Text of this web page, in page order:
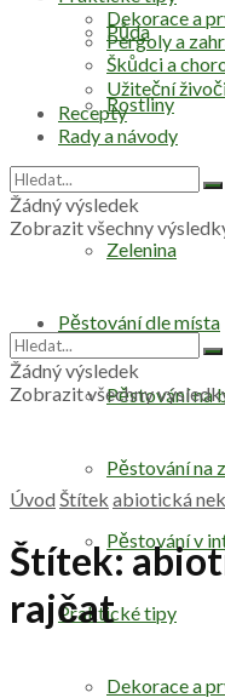
Půda
Rostliny
Zelenina
Pěstování dle místa
Pěstování na
Pěstování na
Pěstování v
Praktické tipy
Dekorace a
Dekorace a
Pergoly a
Škůdci a
Užiteční
Recepty
Rady a návody
Žádný výsledek
Zobrazit všechny
Žádný výsledek
Zobrazit všechny
Úvod Štítek abiotická
Štítek:
rajčat